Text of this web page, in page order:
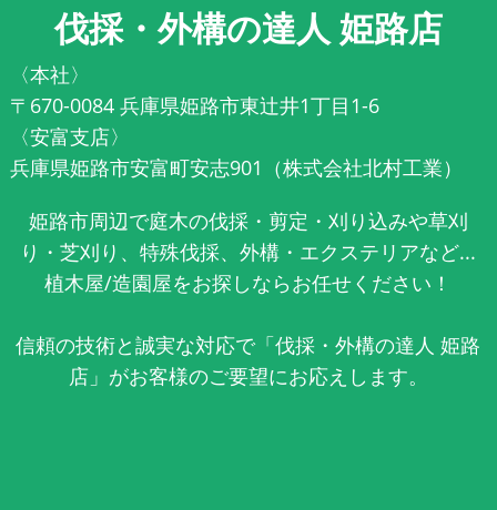
伐採・外構の達人 姫路店
〈本社〉
〒670-0084 兵庫県姫路市東辻井1丁目1-6
〈安富支店〉
兵庫県姫路市安富町安志901（株式会社北村工業）
姫路市周辺で庭木の伐採・剪定・刈り込みや草刈
り・芝刈り、特殊伐採、外構・エクステリアなど...
植木屋/造園屋をお探しならお任せください！
信頼の技術と誠実な対応で「伐採・外構の達人 姫路
店」がお客様のご要望にお応えします。